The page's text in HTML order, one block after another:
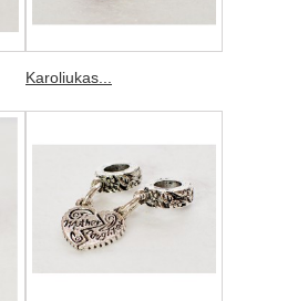
Karoliukas...